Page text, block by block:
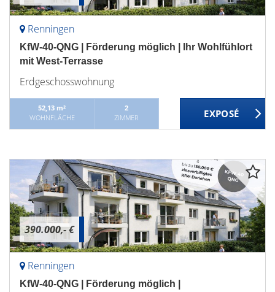
Renningen
KfW-40-QNG | Förderung möglich | Ihr Wohlfühlort
mit West-Terrasse
Erdgeschosswohnung
52,13 m²
WOHNFLÄCHE
2
ZIMMER
390.000,- €
Renningen
KfW-40-QNG | Förderung möglich |